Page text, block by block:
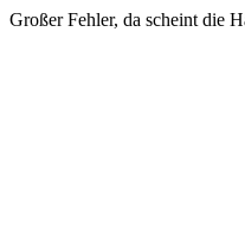
Großer Fehler, da scheint die